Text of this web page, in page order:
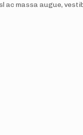
massa augue,